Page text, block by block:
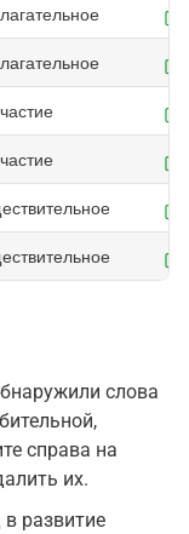
слова
справа на
их.
развитие